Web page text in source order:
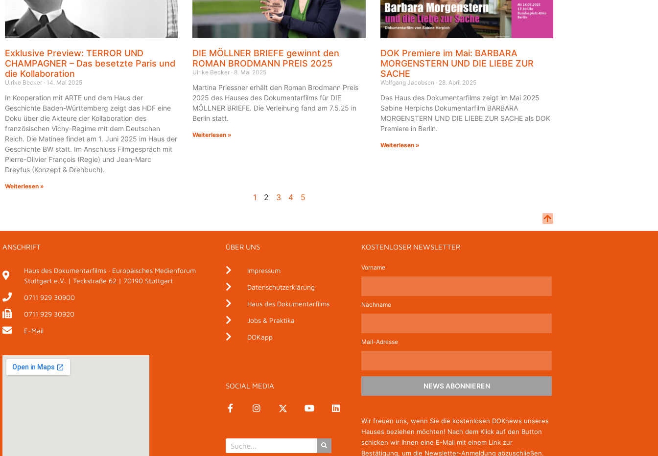
Exklusive Preview: TERROR UND
CHAMPAGNER – Das besetzte Paris und
die Kollaboration
Ulrike Becker 14. Mai 2025
In Kooperation mit ARTE und dem Haus der
Geschichte Baden-Württemberg zeigt das HDF eine
Doku über die Akteure der Kollaboration des
französischen Vichy-Regime mit dem Deutschen
Reich. Die Matinee findet am 1. Juni 2025 im Haus der
Geschichte BW statt. Im Anschluss Filmgespräch mit
Pierre-Olivier François (Regie) und Jean-Marc
Dreyfus (Konzept & Drehbuch).
Weiterlesen »
DIE MÖLLNER BRIEFE gewinnt den
ROMAN BRODMANN PREIS 2025
Ulrike Becker 8. Mai 2025
Martina Priessner erhält den Roman Brodmann Preis
2025 des Hauses des Dokumentarfilms für DIE
MÖLLNER BRIEFE. Die Verleihung fand am 7.5.25 in
Berlin statt.
Weiterlesen »
DOK Premiere im Mai: BARBARA
MORGENSTERN UND DIE LIEBE ZUR
SACHE
Wolfgang Jacobsen 28. April 2025
Das Haus des Dokumentarfilms zeigt im Mai 2025
Sabine Herpichs Dokumentarfilm BARBARA
MORGENSTERN UND DIE LIEBE ZUR SACHE als DOK
Premiere in Berlin.
Weiterlesen »
1 2 3 4 5
ANSCHRIFT
Haus des Dokumentarfilms · Europäisches Medienforum
Stuttgart e.V. | Teckstraße 62 | 70190 Stuttgart
0711 929 30900
0711 929 30920
E-Mail
ÜBER UNS
Impressum
Datenschutzerklärung
Haus des Dokumentarfilms
Jobs & Praktika
DOKapp
SOCIAL MEDIA
KOSTENLOSER NEWSLETTER
Vorname
Nachname
Mail-Adresse
NEWS ABONNIEREN
Wir freuen uns, wenn Sie die kostenlosen DOKnews unseres
Hauses beziehen möchten! Nach dem Klick auf den Button
schicken wir Ihnen eine E-Mail mit einem Link zur
Bestätigung, um die Newsletter-Anmeldung abzuschließen.